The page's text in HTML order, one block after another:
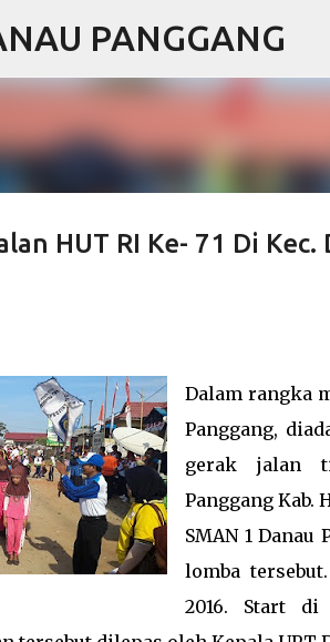
PANGGANG
HUT RI Ke- 71 Di Kec.
Dalam rangka
Panggang,
gerak jalan
Panggang Kab.
SMAN 1
lomba
2016. Start